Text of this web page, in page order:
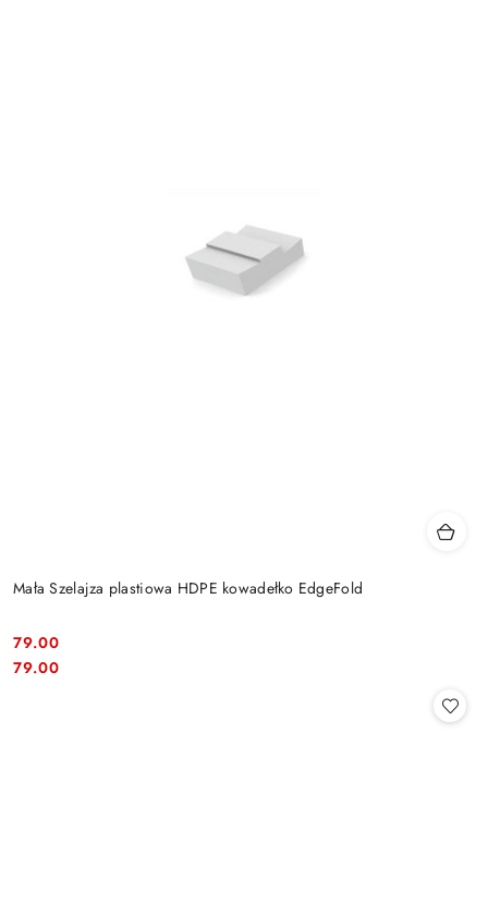
Mała Szelajza plastiowa HDPE kowadełko EdgeFold
Cena:
79.00
Cena:
79.00